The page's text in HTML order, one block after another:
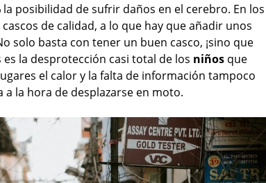
la posibilidad de sufrir daños en el cerebro. En los
de calidad, a lo que hay que añadir unos
solo basta con tener un buen casco, ¡sino que
la desprotección casi total de los niños que
el calor y la falta de información tampoco
la hora de desplazarse en moto.